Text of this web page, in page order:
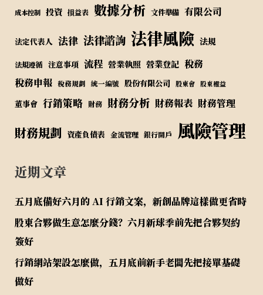
成本控制 投資 損益表 數據分析 文件準備 有限公司
法定代表人 法律 法律諮詢 法律風險 法規
法規遵循 注意事項 流程 營業執照 營業登記 稅務
稅務申報 稅務規劃 統一編號 股份有限公司 股東會 股東權益
董事會 行銷策略 財務 財務分析 財務報表 財務管理
財務規劃 資產負債表 金流管理 銀行開戶 風險管理
近期文章
五月底備好六月的 AI 行銷文案，新創品牌這樣做更省時
股東合夥做生意怎麼分錢？六月新球季前先把合夥契約
簽好
行銷網站架設怎麼做，五月底前新手老闆先把接單基礎
做好